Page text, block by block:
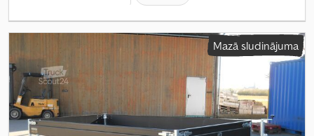
Mazā sludinājuma